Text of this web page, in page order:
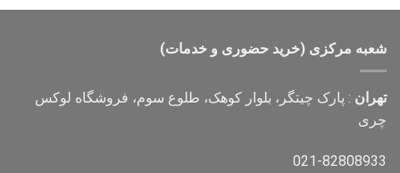
4,000,000 تومان
2,800,000 تومان
شعبه مرکزی (خرید حضوری و خدمات)
تهران : پارک چیتگر، بلوار کوهک، طلوع سوم، فروشگاه لوکس
چری
021-82808933